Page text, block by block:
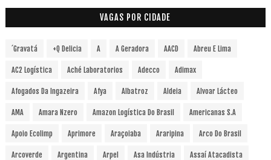
VAGAS POR CIDADE
´Gravatá +Q Delicia A A Geradora AACD Abreu E Lima
AC2 Logística Aché Laboratorios Adecco Adimax
Afogados Da Ingazeira Afya Albatroz Aldeia Alvoar Lácteo
AMA Amara Nzero Amazon Logística Do Brasil Americanas S.A
Apoio Ecolimp Aprimore Araçoiaba Araripina Arco Do Brasil
Arcoverde Argentina Arpel Asa Indústria Assaí Atacadista